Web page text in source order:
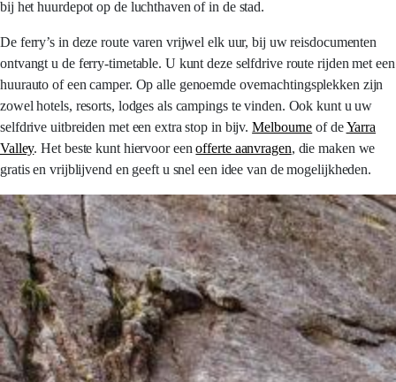
bij het huurdepot op de luchthaven of in de stad.
De ferry’s in deze route varen vrijwel elk uur, bij uw reisdocumenten
ontvangt u de ferry-timetable. U kunt deze selfdrive route rijden met een
huurauto of een camper. Op alle genoemde overnachtingsplekken zijn
zowel hotels, resorts, lodges als campings te vinden. Ook kunt u uw
selfdrive uitbreiden met een extra stop in bijv.Melbourne of deYarra
Valley. Het beste kunt hiervoor eenofferte aanvragen, die maken we
gratis en vrijblijvend en geeft u snel een idee van de mogelijkheden.